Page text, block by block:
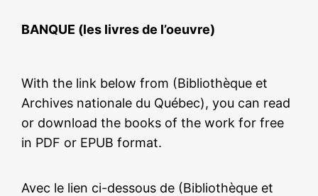
BANQUE (les livres de l’oeuvre)
With the link below from (Bibliothèque et
Archives nationale du Québec), you can read
or download the books of the work for free
in PDF or EPUB format.
Avec le lien ci-dessous de (Bibliothèque et